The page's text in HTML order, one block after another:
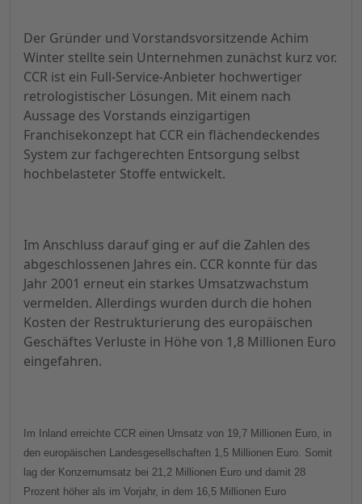
Der Gründer und Vorstandsvorsitzende Achim
Winter stellte sein Unternehmen zunächst kurz vor.
CCR ist ein Full-Service-Anbieter hochwertiger
retrologistischer Lösungen. Mit einem nach
Aussage des Vorstands einzigartigen
Franchisekonzept hat CCR ein flächendeckendes
System zur fachgerechten Entsorgung selbst
hochbelasteter Stoffe entwickelt.
Im Anschluss darauf ging er auf die Zahlen des
abgeschlossenen Jahres ein. CCR konnte für das
Jahr 2001 erneut ein starkes Umsatzwachstum
vermelden. Allerdings wurden durch die hohen
Kosten der Restrukturierung des europäischen
Geschäftes Verluste in Höhe von 1,8 Millionen Euro
eingefahren.
Im Inland erreichte CCR einen Umsatz von 19,7 Millionen Euro, in
den europäischen Landesgesellschaften 1,5 Millionen Euro. Somit
lag der Konzernumsatz bei 21,2 Millionen Euro und damit 28
Prozent höher als im Vorjahr, in dem 16,5 Millionen Euro